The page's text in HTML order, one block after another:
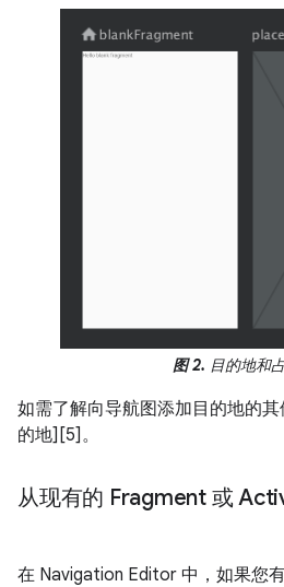
图 2. 目的地和
如需了解向导航图添加目的地的
的地][5]。
从现有的 Fragment 或
在 Navigation Editor 中，如果您